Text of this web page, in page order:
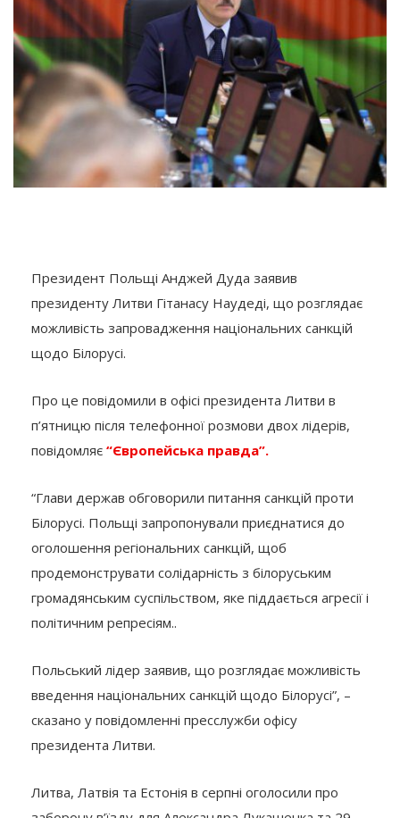
Президент Польщі Анджей Дуда заявив
президенту Литви Гітанасу Наудеді, що розглядає
можливість запровадження національних санкцій
щодо Білорусі.
Про це повідомили в офісі президента Литви в
п’ятницю після телефонної розмови двох лідерів,
повідомляє “Європейська правда”.
“Глави держав обговорили питання санкцій проти
Білорусі. Польщі запропонували приєднатися до
оголошення регіональних санкцій, щоб
продемонструвати солідарність з білоруським
громадянським суспільством, яке піддається агресії і
політичним репресіям..
Польський лідер заявив, що розглядає можливість
введення національних санкцій щодо Білорусі”, –
сказано у повідомленні пресслужби офісу
президента Литви.
Литва, Латвія та Естонія в серпні оголосили про